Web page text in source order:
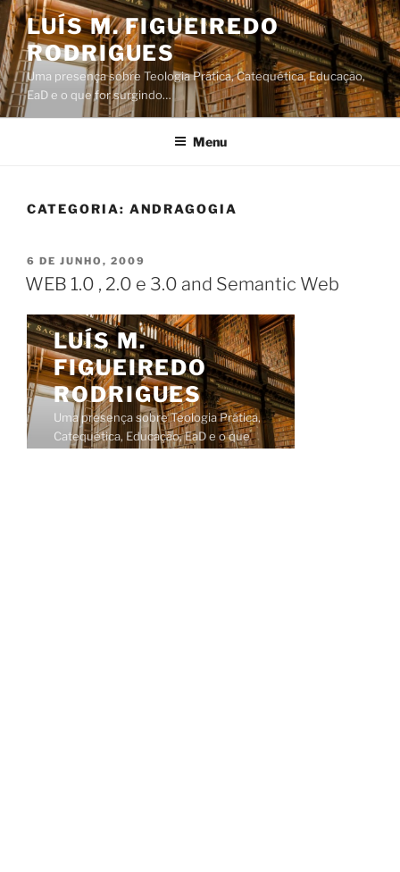
Saltar
para
o
conteúdo
LUÍS M. FIGUEIREDO
RODRIGUES
Uma presença sobre Teologia Prática, Catequética, Educação,
EaD e o que for surgindo…
Menu
CATEGORIA: ANDRAGOGIA
PUBLICADO
EM
6 DE JUNHO, 2009
WEB 1.0 , 2.0 e 3.0 and Semantic Web